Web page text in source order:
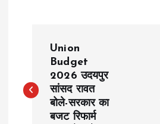
s
Union
Budget
2026 उदयपुर
सांसद रावत
बोले-सरकार का
बजट रिफार्म